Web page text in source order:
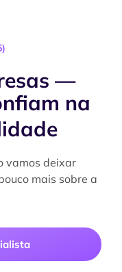
—
na
vamos deixar
mais sobre a